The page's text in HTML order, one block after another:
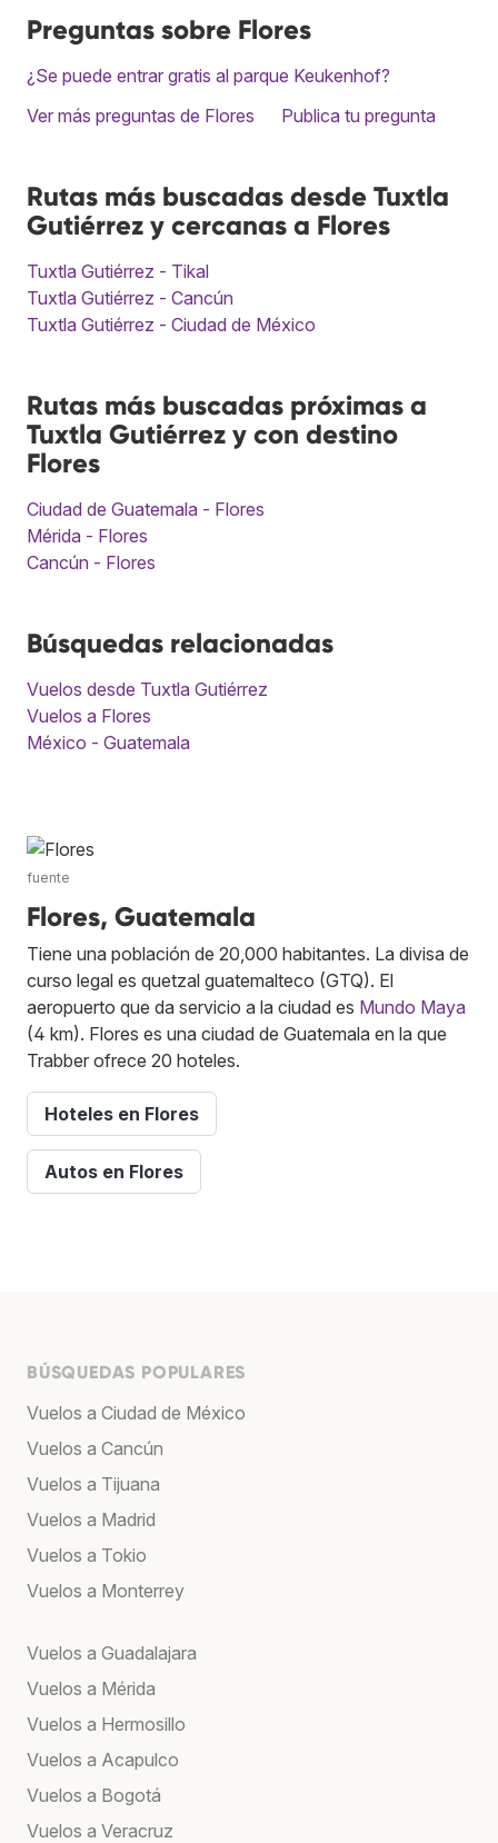
Preguntas sobre Flores
¿Se puede entrar gratis al parque Keukenhof?
Ver más preguntas de Flores
Publica tu pregunta
Rutas más buscadas desde Tuxtla
Gutiérrez y cercanas a Flores
Tuxtla Gutiérrez - Tikal
Tuxtla Gutiérrez - Cancún
Tuxtla Gutiérrez - Ciudad de México
Rutas más buscadas próximas a
Tuxtla Gutiérrez y con destino
Flores
Ciudad de Guatemala - Flores
Mérida - Flores
Cancún - Flores
Búsquedas relacionadas
Vuelos desde Tuxtla Gutiérrez
Vuelos a Flores
México - Guatemala
fuente
Flores, Guatemala
Tiene una población de 20,000 habitantes. La divisa de
curso legal es quetzal guatemalteco (GTQ). El
aeropuerto que da servicio a la ciudad es Mundo Maya
(4 km). Flores es una ciudad de Guatemala en la que
Trabber ofrece 20 hoteles.
Hoteles en Flores
Autos en Flores
BÚSQUEDAS POPULARES
Vuelos a Ciudad de México
Vuelos a Cancún
Vuelos a Tijuana
Vuelos a Madrid
Vuelos a Tokio
Vuelos a Monterrey
Vuelos a Guadalajara
Vuelos a Mérida
Vuelos a Hermosillo
Vuelos a Acapulco
Vuelos a Bogotá
Vuelos a Veracruz